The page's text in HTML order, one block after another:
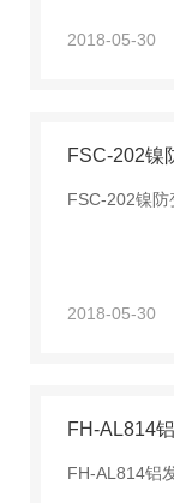
2018-05-30
FSC-202镍
FSC-202镍防
2018-05-30
FH-AL814
FH-AL814铝